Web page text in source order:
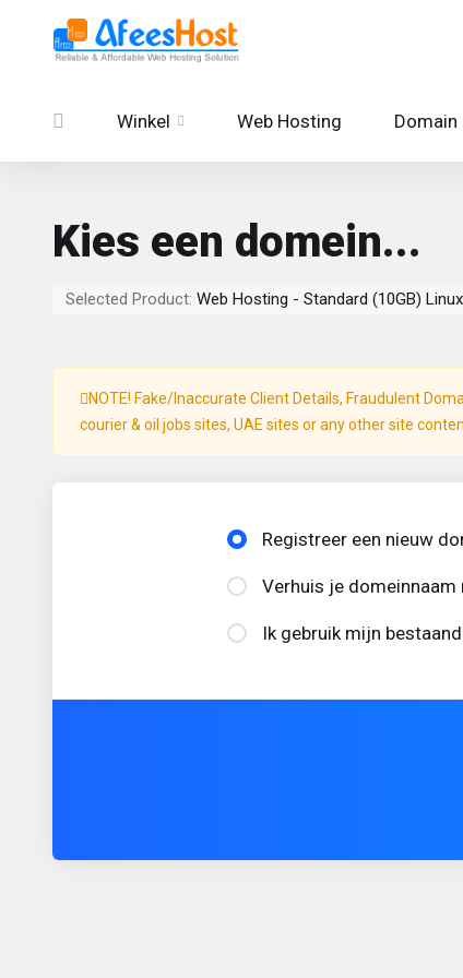
Winkel Web Hosting Domain
Kies een domein...
Selected Product: Web Hosting - Standard (10GB)
NOTE! Fake/Inaccurate Client Details, Fraudulent
courier & oil jobs sites, UAE sites or any other site
Registreer een nieuw
Verhuis je domeinnaam
Ik gebruik mijn